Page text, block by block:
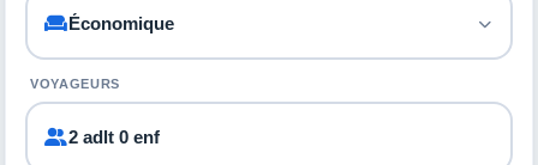
VOYAGEURS
2 adlt 0 enf